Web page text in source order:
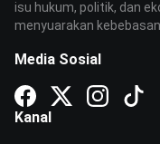
isu hukum, politik, dan
menyuarakan
Media Sosial
Kanal